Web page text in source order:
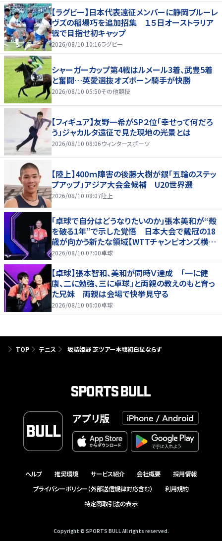
【ラグビー】日本代表遠征メンバーに静岡ブルーレ
ヴズの稲場巧を追加招集 １５日オーストラリア
戦で目指せ初キャップ
2026/08/10 10:16ラグビー
シャーガーカップ第4戦はルメール3着、武豊5着
と奮闘…英愛選抜オズボーン騎手が快勝
2026/08/10 05:50その他競技
【フィギュア】友野一希がSP２位「幸せって何だろ
う」ジャカルタ遠征で見た現地の光景とは
2026/08/10 08:06ウィンタースポーツ
【陸上】400ｍ障害の後藤大樹が銀「五輪のステッ
プアップ」アジア大会金候補 U20世界選
2026/08/10 08:07陸上
「卓球で自分はどうなりたいのか」張本美和が“殻
を破る1年”で示した覚悟 日本大会で戴冠の18
歳が向かう新たな領域【WTTチャンピオンズ横浜
2026】
2026/08/10 07:00卓球
【卓球】張本智和、美和が同時Ｖ達成 「一に健
康、二に勉強、三に卓球」と両親の教えのもと育っ
た兄妹 両親は会場で快挙見守る
2026/08/10 06:00卓球
TOP テニス 坂詰姫野 芝ツアー本戦初白星ならず
アプリ版
ヘルプ 推奨環境 サービス紹介 会社概要
採用情報
プライバシーポリシー（外部送信規律対応含む）
利用規約
特定商取引法の表示
Copyright © SPORTS BULL All rights reserved.